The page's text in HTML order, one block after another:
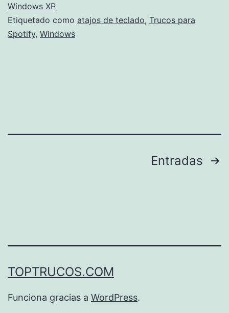
Windows
Windows XP
Etiquetado como atajos de teclado, Trucos para
Spotify, Windows
Entradas
TOPTRUCOS.COM
Funciona gracias a WordPress.